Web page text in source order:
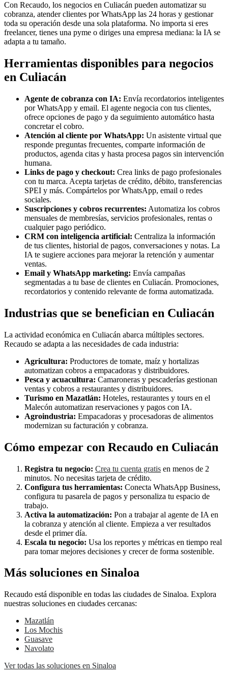
Con Recaudo, los negocios en Culiacán pueden automatizar su
cobranza, atender clientes por WhatsApp las 24 horas y gestionar
toda su operación desde una sola plataforma. No importa si eres
freelancer, tienes una pyme o diriges una empresa mediana: la IA se
adapta a tu tamaño.
Herramientas disponibles para negocios
en Culiacán
Agente de cobranza con IA: Envía recordatorios inteligentes
por WhatsApp y email. El agente negocia con tus clientes,
ofrece opciones de pago y da seguimiento automático hasta
concretar el cobro.
Atención al cliente por WhatsApp: Un asistente virtual que
responde preguntas frecuentes, comparte información de
productos, agenda citas y hasta procesa pagos sin intervención
humana.
Links de pago y checkout: Crea links de pago profesionales
con tu marca. Acepta tarjetas de crédito, débito, transferencias
SPEI y más. Compártelos por WhatsApp, email o redes
sociales.
Suscripciones y cobros recurrentes: Automatiza los cobros
mensuales de membresías, servicios profesionales, rentas o
cualquier pago periódico.
CRM con inteligencia artificial: Centraliza la información
de tus clientes, historial de pagos, conversaciones y notas. La
IA te sugiere acciones para mejorar la retención y aumentar
ventas.
Email y WhatsApp marketing: Envía campañas
segmentadas a tu base de clientes en Culiacán. Promociones,
recordatorios y contenido relevante de forma automatizada.
Industrias que se benefician en Culiacán
La actividad económica en Culiacán abarca múltiples sectores.
Recaudo se adapta a las necesidades de cada industria:
Agricultura: Productores de tomate, maíz y hortalizas
automatizan cobros a empacadoras y distribuidores.
Pesca y acuacultura: Camaroneras y pescaderías gestionan
ventas y cobros a restaurantes y distribuidores.
Turismo en Mazatlán: Hoteles, restaurantes y tours en el
Malecón automatizan reservaciones y pagos con IA.
Agroindustria: Empacadoras y procesadoras de alimentos
modernizan su facturación y cobranza.
Cómo empezar con Recaudo en Culiacán
Registra tu negocio: Crea tu cuenta gratis en menos de 2
minutos. No necesitas tarjeta de crédito.
Configura tus herramientas: Conecta WhatsApp Business,
configura tu pasarela de pagos y personaliza tu espacio de
trabajo.
Activa la automatización: Pon a trabajar al agente de IA en
la cobranza y atención al cliente. Empieza a ver resultados
desde el primer día.
Escala tu negocio: Usa los reportes y métricas en tiempo real
para tomar mejores decisiones y crecer de forma sostenible.
Más soluciones en Sinaloa
Recaudo está disponible en todas las ciudades de Sinaloa. Explora
nuestras soluciones en ciudades cercanas:
Mazatlán
Los Mochis
Guasave
Navolato
Ver todas las soluciones en Sinaloa